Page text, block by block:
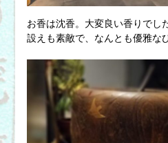
お香は沈香。大変良い香りでした
設えも素敵で、なんとも優雅な